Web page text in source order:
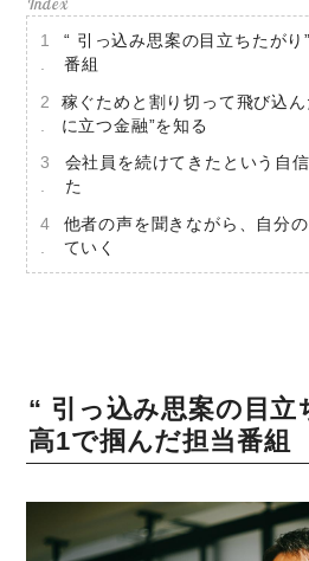
“ 引っ込み思案の目立ちたが
番組
稼ぐためと割り切って飛び込
に立つ金融”を知る
会社員を続けてきたという自
た
他者の声を聞きながら、自分
ていく
“ 引っ込み思案の目立
高1で掴んだ担当番組